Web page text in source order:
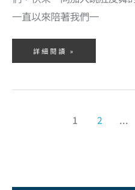
一直以來陪著我們一
詳細閱讀 »
1 2 ...